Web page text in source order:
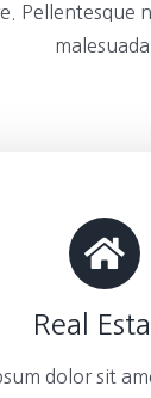
Pellentesque
malesuada.
Real
dolor sit